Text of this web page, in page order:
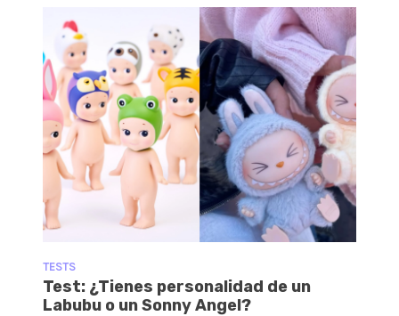
TESTS
Test: ¿Tienes personalidad de un
Labubu o un Sonny Angel?